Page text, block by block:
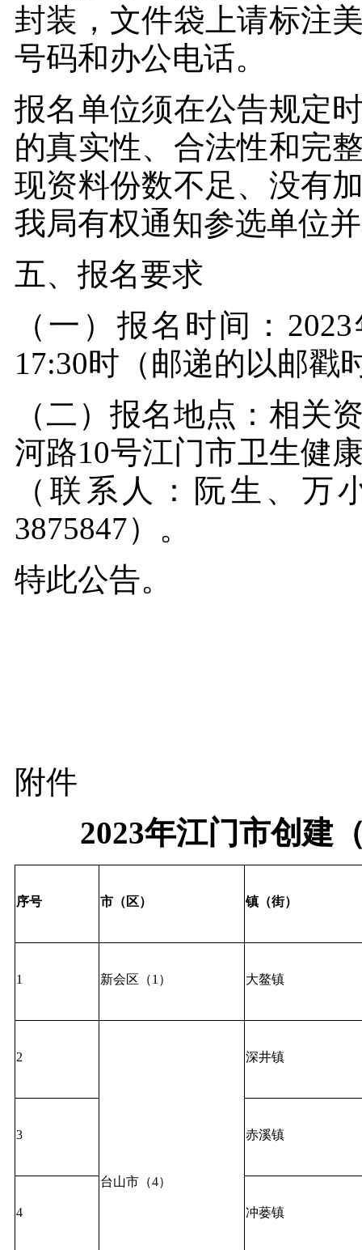
封装，文件袋上请标注
号码和办公电话。
报名单位须在公告规定
的真实性、合法性和完
现资料份数不足、没有
我局有权通知参选单位
五、报名要求
（一）报名时间：
17:30时（邮递的以邮戳
（二）报名地点：相关
河路10号江门市卫生健
（联系人：阮生、万
3875847）。
特此公告。
附件
2023年江门市创建
序号 市（区） 镇（街）
1 新会区（1） 大鳌镇
2
台山市（4）
深井镇
3 赤溪镇
4 冲蒌镇